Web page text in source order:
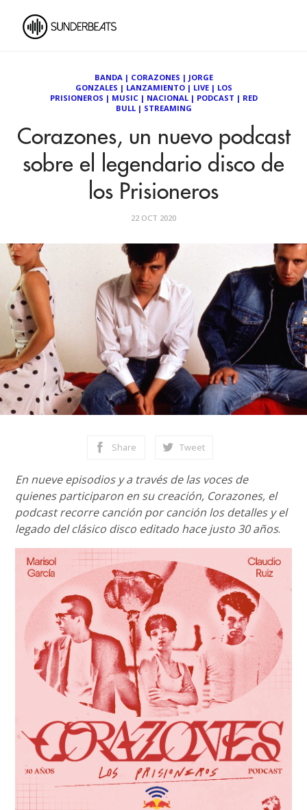
BANDA| CORAZONES | JORGE
GONZALES | LANZAMIENTO| LIVE| LOS
PRISIONEROS | MUSIC| NACIONAL| PODCAST | RED
BULL| STREAMING
Corazones, un nuevo podcast
sobre el legendario disco de
los Prisioneros
22 OCT 2020
Share Tweet
En nueve episodios y a través de las voces de
quienes participaron en su creación, Corazones, el
podcast recorre canción por canción los detalles y el
legado del clásico disco editado hace justo 30 años.